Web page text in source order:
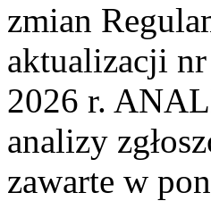
zmian
aktualizacji
2026 r.
analizy
zawarte w